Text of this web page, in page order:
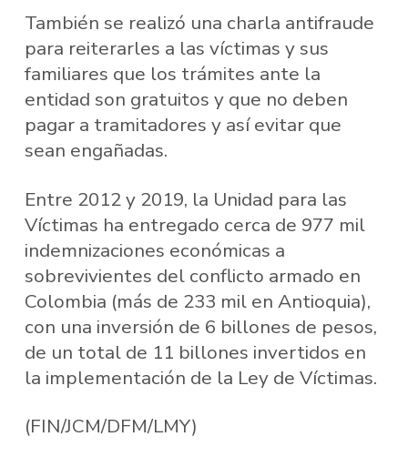
También se realizó una charla antifraude
para reiterarles a las víctimas y sus
familiares que los trámites ante la
entidad son gratuitos y que no deben
pagar a tramitadores y así evitar que
sean engañadas.
Entre 2012 y 2019, la Unidad para las
Víctimas ha entregado cerca de 977 mil
indemnizaciones económicas a
sobrevivientes del conflicto armado en
Colombia (más de 233 mil en Antioquia),
con una inversión de 6 billones de pesos,
de un total de 11 billones invertidos en
la implementación de la Ley de Víctimas.
(FIN/JCM/DFM/LMY)